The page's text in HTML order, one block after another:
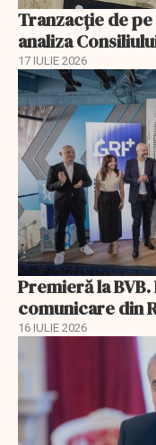
Tranzacție de
analiza
17 IULIE 2026
Premieră la
comunicare din
16 IULIE 2026